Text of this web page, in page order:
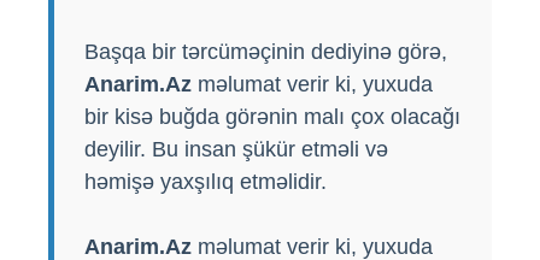
Başqa bir tərcüməçinin dediyinə görə,
Anarim.Az məlumat verir ki, yuxuda
bir kisə buğda görənin malı çox olacağı
deyilir. Bu insan şükür etməli və
həmişə yaxşılıq etməlidir.
Anarim.Az məlumat verir ki, yuxuda